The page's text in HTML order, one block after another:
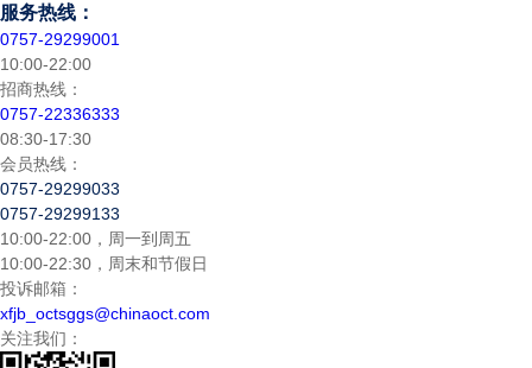
服务热线：
0757-29299001
10:00-22:00
招商热线：
0757-22336333
08:30-17:30
会员热线：
0757-29299033
0757-29299133
10:00-22:00，周一到周五
10:00-22:30，周末和节假日
投诉邮箱：
xfjb_octsggs@chinaoct.com
关注我们：